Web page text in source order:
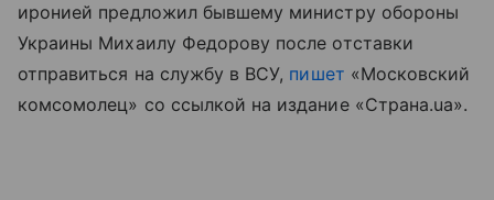
иронией предложил бывшему министру обороны
Украины Михаилу Федорову после отставки
отправиться на службу в ВСУ, пишет «Московский
комсомолец» со ссылкой на издание «Страна.ua».